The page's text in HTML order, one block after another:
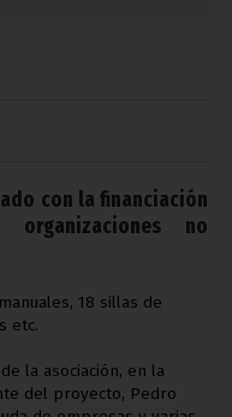
con la financiación
no
18 sillas de
etc.
la asociación, en la
del proyecto, Pedro